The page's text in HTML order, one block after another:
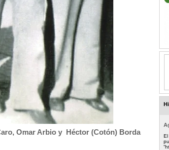
Omar Arbio y Héctor (Cotón) Borda